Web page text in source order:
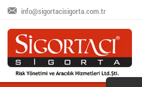
info@sigortacisigorta.com.tr